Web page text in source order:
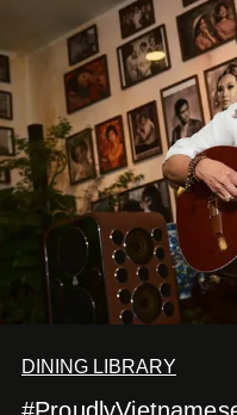
DINING LIBRARY